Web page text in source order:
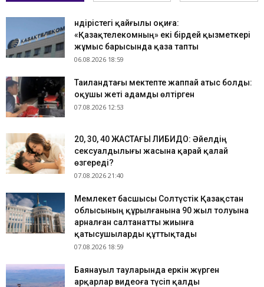
Өндірістегі қайғылы оқиға:
«Қазақтелекомның» екі бірдей қызметкері
жұмыс барысында қаза тапты
06.08.2026 18:59
Таиландтағы мектепте жаппай атыс болды:
оқушы жеті адамды өлтірген
07.08.2026 12:53
​20, 30, 40 ЖАСТАҒЫ ЛИБИДО: Әйелдің
сексуалдылығы жасына қарай қалай
өзгереді?
07.08.2026 21:40
Мемлекет басшысы Солтүстік Қазақстан
облысының құрылғанына 90 жыл толуына
арналған салтанатты жиынға
қатысушыларды құттықтады
07.08.2026 18:59
Баянауыл тауларында еркін жүрген
арқарлар видеоға түсіп қалды